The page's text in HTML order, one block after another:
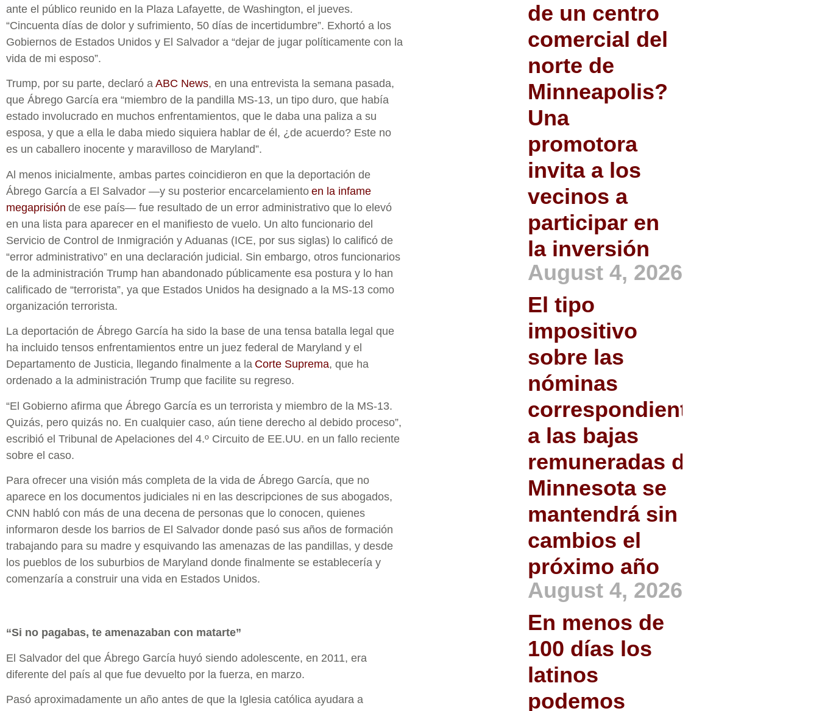
ante el público reunido en la Plaza Lafayette, de Washington, el jueves.
“Cincuenta días de dolor y sufrimiento, 50 días de incertidumbre”. Exhortó a los
Gobiernos de Estados Unidos y El Salvador a “dejar de jugar políticamente con la
vida de mi esposo”.
Trump, por su parte, declaró a ABC News, en una entrevista la semana pasada,
que Ábrego García era “miembro de la pandilla MS-13, un tipo duro, que había
estado involucrado en muchos enfrentamientos, que le daba una paliza a su
esposa, y que a ella le daba miedo siquiera hablar de él, ¿de acuerdo? Este no
es un caballero inocente y maravilloso de Maryland”.
Al menos inicialmente, ambas partes coincidieron en que la deportación de
Ábrego García a El Salvador —y su posterior encarcelamiento en la infame
megaprisión de ese país— fue resultado de un error administrativo que lo elevó
en una lista para aparecer en el manifiesto de vuelo. Un alto funcionario del
Servicio de Control de Inmigración y Aduanas (ICE, por sus siglas) lo calificó de
“error administrativo” en una declaración judicial. Sin embargo, otros funcionarios
de la administración Trump han abandonado públicamente esa postura y lo han
calificado de “terrorista”, ya que Estados Unidos ha designado a la MS-13 como
organización terrorista.
La deportación de Ábrego García ha sido la base de una tensa batalla legal que
ha incluido tensos enfrentamientos entre un juez federal de Maryland y el
Departamento de Justicia, llegando finalmente a la Corte Suprema, que ha
ordenado a la administración Trump que facilite su regreso.
“El Gobierno afirma que Ábrego García es un terrorista y miembro de la MS-13.
Quizás, pero quizás no. En cualquier caso, aún tiene derecho al debido proceso”,
escribió el Tribunal de Apelaciones del 4.º Circuito de EE.UU. en un fallo reciente
sobre el caso.
Para ofrecer una visión más completa de la vida de Ábrego García, que no
aparece en los documentos judiciales ni en las descripciones de sus abogados,
CNN habló con más de una decena de personas que lo conocen, quienes
informaron desde los barrios de El Salvador donde pasó sus años de formación
trabajando para su madre y esquivando las amenazas de las pandillas, y desde
los pueblos de los suburbios de Maryland donde finalmente se establecería y
comenzaría a construir una vida en Estados Unidos.
“Si no pagabas, te amenazaban con matarte”
El Salvador del que Ábrego García huyó siendo adolescente, en 2011, era
diferente del país al que fue devuelto por la fuerza, en marzo.
Pasó aproximadamente un año antes de que la Iglesia católica ayudara a
de un centro
comercial del
norte de
Minneapolis?
Una
promotora
invita a los
vecinos a
participar en
la inversión
August 4, 2026
El tipo
impositivo
sobre las
nóminas
correspondiente
a las bajas
remuneradas de
Minnesota se
mantendrá sin
cambios el
próximo año
August 4, 2026
En menos de
100 días los
latinos
podemos